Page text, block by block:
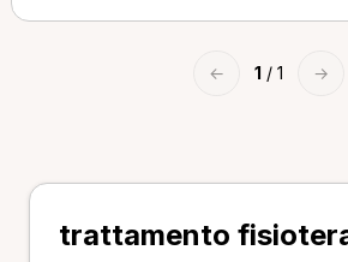
← 1 / 1 →
trattamento